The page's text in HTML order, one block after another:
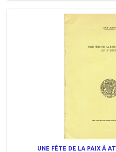
UNE FÊTE DE LA PAIX À